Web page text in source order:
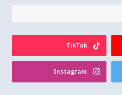
TikTok
Instagram